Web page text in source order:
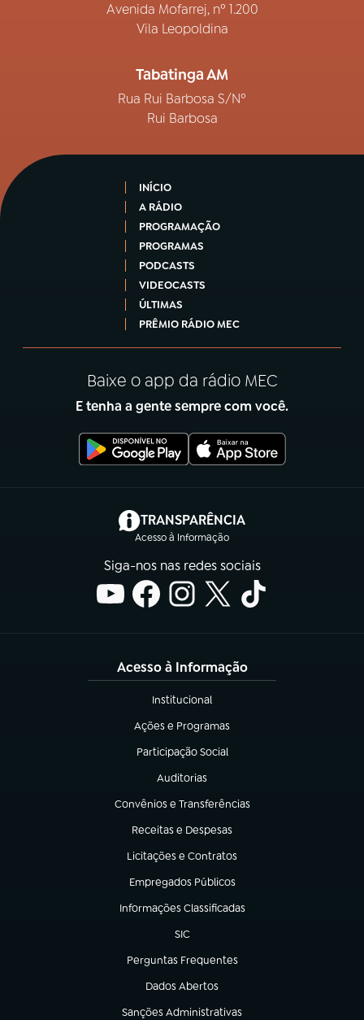
Avenida Mofarrej, nº 1.200
Vila Leopoldina
Tabatinga AM
Rua Rui Barbosa S/Nº
Rui Barbosa
INÍCIO
A RÁDIO
PROGRAMAÇÃO
PROGRAMAS
PODCASTS
VIDEOCASTS
ÚLTIMAS
PRÊMIO RÁDIO MEC
Baixe o app da rádio MEC
E tenha a gente sempre com você.
TRANSPARÊNCIA
Acesso à Informação
(abre em nova aba)
Siga-nos nas redes sociais
Acesso à Informação
Institucional
(abre em nova aba)
Ações e Programas
(abre em nova aba)
Participação Social
(abre em nova aba)
Auditorias
(abre em nova aba)
Convênios e Transferências
(abre em nova aba)
Receitas e Despesas
(abre em nova aba)
Licitações e Contratos
(abre em nova aba)
Empregados Públicos
(abre em nova aba)
Informações Classificadas
(abre em nova aba)
SIC
(abre em nova aba)
Perguntas Frequentes
(abre em nova aba)
Dados Abertos
(abre em nova aba)
Sanções Administrativas